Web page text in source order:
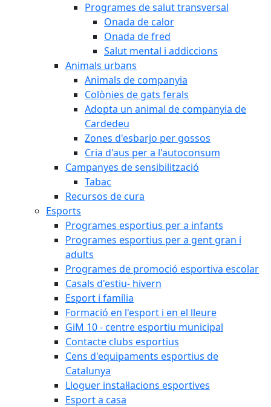
Programes de salut transversal
Onada de calor
Onada de fred
Salut mental i addiccions
Animals urbans
Animals de companyia
Colònies de gats ferals
Adopta un animal de companyia de
Cardedeu
Zones d'esbarjo per gossos
Cria d'aus per a l'autoconsum
Campanyes de sensibilització
Tabac
Recursos de cura
Esports
Programes esportius per a infants
Programes esportius per a gent gran i
adults
Programes de promoció esportiva escolar
Casals d'estiu- hivern
Esport i família
Formació en l'esport i en el lleure
GiM 10 - centre esportiu municipal
Contacte clubs esportius
Cens d'equipaments esportius de
Catalunya
Lloguer instal·lacions esportives
Esport a casa